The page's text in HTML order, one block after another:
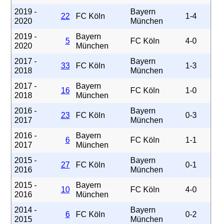
2019 -
2020
22 FC Köln
Bayern
München
1-4
2019 -
2020
5
Bayern
München
FC Köln 4-0
2017 -
2018
33 FC Köln
Bayern
München
1-3
2017 -
2018
16
Bayern
München
FC Köln 1-0
2016 -
2017
23 FC Köln
Bayern
München
0-3
2016 -
2017
6
Bayern
München
FC Köln 1-1
2015 -
2016
27 FC Köln
Bayern
München
0-1
2015 -
2016
10
Bayern
München
FC Köln 4-0
2014 -
2015
6 FC Köln
Bayern
München
0-2